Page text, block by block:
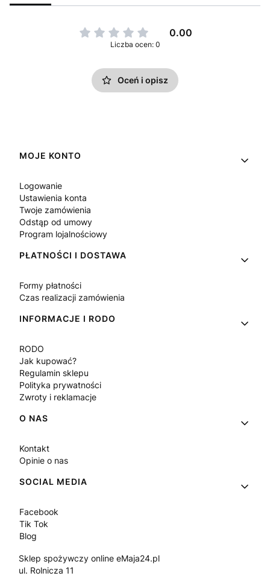
0.00
Liczba ocen: 0
Oceń i opisz
Linki w stopce
MOJE KONTO
Logowanie
Ustawienia konta
Twoje zamówienia
Odstąp od umowy
Program lojalnościowy
PŁATNOŚCI I DOSTAWA
Formy płatności
Czas realizacji zamówienia
INFORMACJE I RODO
RODO
Jak kupować?
Regulamin sklepu
Polityka prywatności
Zwroty i reklamacje
O NAS
Kontakt
Opinie o nas
SOCIAL MEDIA
Facebook
Tik Tok
Blog
Sklep spożywczy online eMaja24.pl
ul. Rolnicza 11